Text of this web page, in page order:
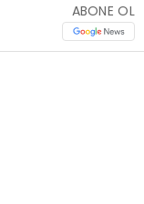
ABONE OL